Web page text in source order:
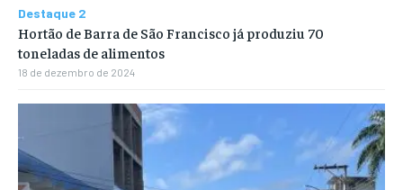
Destaque 2
Hortão de Barra de São Francisco já produziu 70
toneladas de alimentos
18 de dezembro de 2024